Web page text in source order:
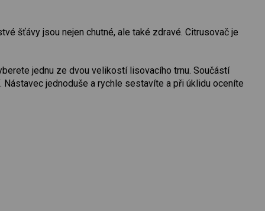
šťávy jsou nejen chutné, ale také zdravé. Citrusovač je
jednu ze dvou velikostí lisovacího trnu. Součástí
jednoduše a rychle sestavíte a při úklidu oceníte